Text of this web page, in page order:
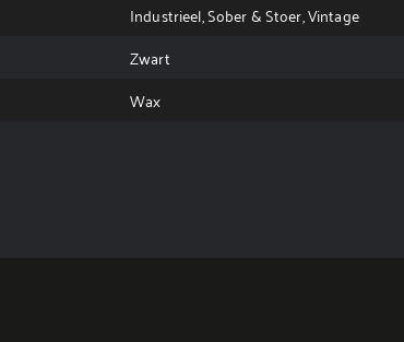
Industrieel, Sober & Stoer, Vintage
Zwart
Wax